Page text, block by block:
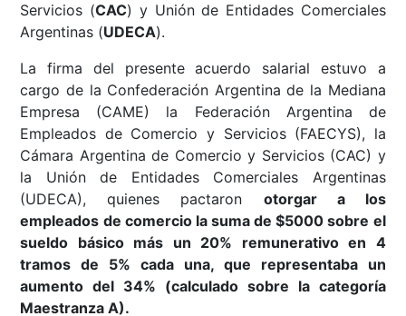
Servicios (CAC) y Unión de Entidades Comerciales
Argentinas (UDECA).
La firma del presente acuerdo salarial estuvo a
cargo de la Confederación Argentina de la Mediana
Empresa (CAME) la Federación Argentina de
Empleados de Comercio y Servicios (FAECYS), la
Cámara Argentina de Comercio y Servicios (CAC) y
la Unión de Entidades Comerciales Argentinas
(UDECA), quienes pactaron otorgar a los
empleados de comercio la suma de$5000 sobre el
sueldo básico más un 20% remunerativo en 4
tramos de 5% cada una, que representaba un
aumento del 34% (calculado sobre la categoría
Maestranza A).